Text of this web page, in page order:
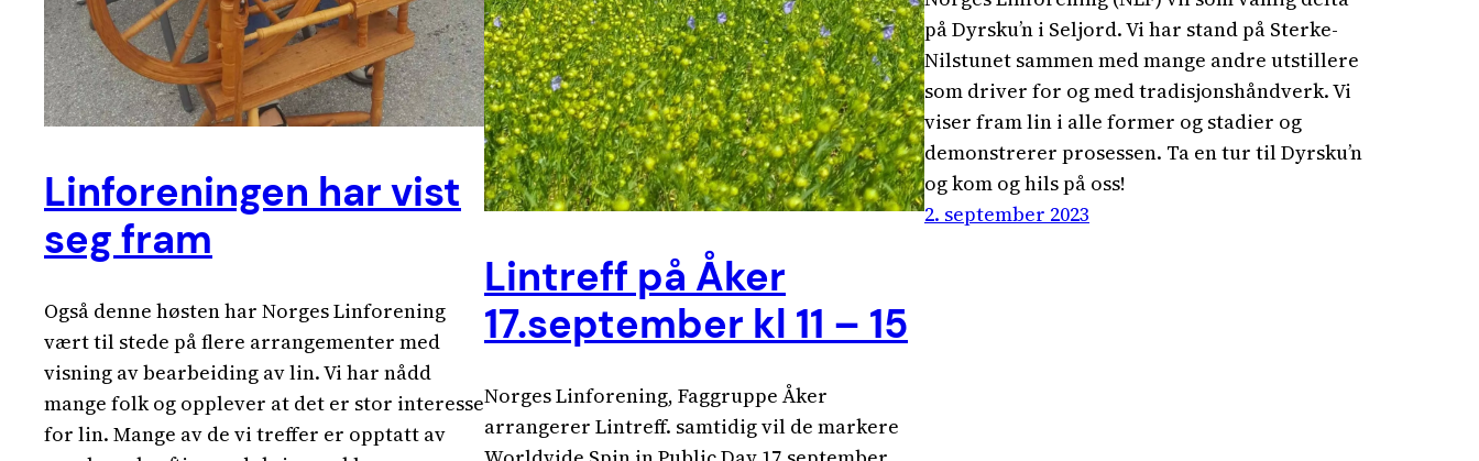
Linforeningen har vist
seg fram
Også denne høsten har Norges Linforening
vært til stede på flere arrangementer med
visning av bearbeiding av lin. Vi har nådd
mange folk og opplever at det er stor interesse
for lin. Mange av de vi treffer er opptatt av
Lintreff på Åker
17.september kl 11 – 15
Norges Linforening, Faggruppe Åker
arrangerer Lintreff. samtidig vil de markere
på Dyrsku’n i Seljord. Vi har stand på Sterke-
Nilstunet sammen med mange andre utstillere
som driver for og med tradisjonshåndverk. Vi
viser fram lin i alle former og stadier og
demonstrerer prosessen. Ta en tur til Dyrsku’n
og kom og hils på oss!
2. september 2023